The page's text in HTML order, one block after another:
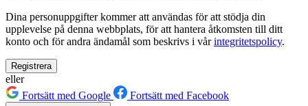
Dina personuppgifter kommer att användas för att stödja din
upplevelse på denna webbplats, för att hantera åtkomsten till ditt
konto och för andra ändamål som beskrivs i vårintegritetspolicy.
Registrera
eller
Fortsätt med Google
Fortsätt med Facebook